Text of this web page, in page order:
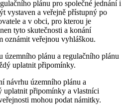
plánu pro společné jednání i
vystaven a veřejně přístupný po
a v obci, pro kterou je
tyto skutečnosti a konání
oznámit veřejnou vyhláškou.
územního plánu a regulačního plánu
uplatnit připomínky.
návrhu územního plánu a
uplatnit připomínky a vlastníci
mohou podat námitky.